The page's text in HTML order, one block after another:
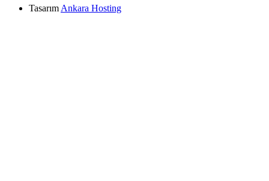
Tasarım Ankara Hosting